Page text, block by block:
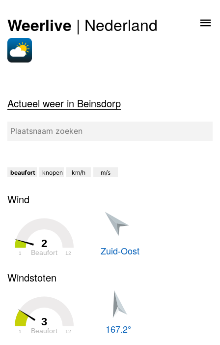
Weerlive | Nederland
Actueel weer in Beinsdorp
beaufort knopen km/h m/s
Wind
2
Beaufort
1 12 Zuid-Oost
Windstoten
3
Beaufort
1 12 167.2°